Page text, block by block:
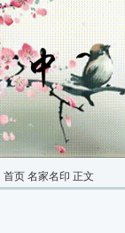
首页 名家名印 正文